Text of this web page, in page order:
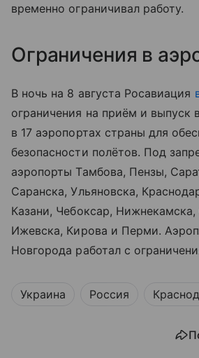
временно ограничивал работу.
Ограничения в
В ночь на 8 августа Росавиация
ограничения на приём и выпуск
в 17 аэропортах страны для
безопасности полётов. Под
аэропорты Тамбова, Пензы,
Саранска, Ульяновска,
Казани, Чебоксар,
Ижевска, Кирова и Перми.
Новгорода работал с
Украина Россия